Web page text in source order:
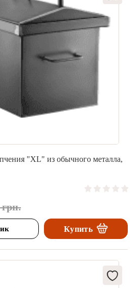
"XL" из обычного металла,
грн.
Купить